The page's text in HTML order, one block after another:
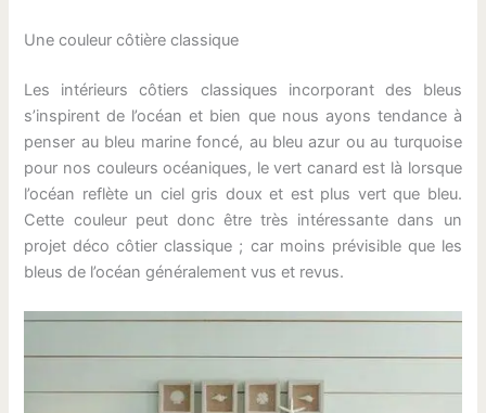
Une couleur côtière classique
Les intérieurs côtiers classiques incorporant des bleus
s’inspirent de l’océan et bien que nous ayons tendance à
penser au bleu marine foncé, au bleu azur ou au turquoise
pour nos couleurs océaniques, le vert canard est là lorsque
l’océan reflète un ciel gris doux et est plus vert que bleu.
Cette couleur peut donc être très intéressante dans un
projet déco côtier classique ; car moins prévisible que les
bleus de l’océan généralement vus et revus.